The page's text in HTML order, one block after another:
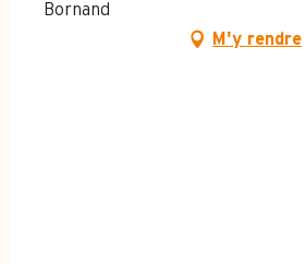
Bornand
M'y rendre